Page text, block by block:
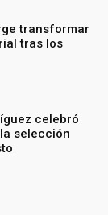
transformar
tras los
celebró
selección